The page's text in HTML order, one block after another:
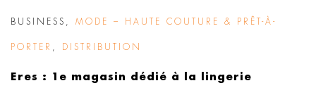
BUSINESS MODE – HAUTE COUTURE & PRÊT-À-
PORTER DISTRIBUTION
Eres : 1e magasin dédié à la lingerie